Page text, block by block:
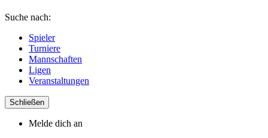
Suche nach:
Spieler
Turniere
Mannschaften
Ligen
Veranstaltungen
Schließen
Melde dich an